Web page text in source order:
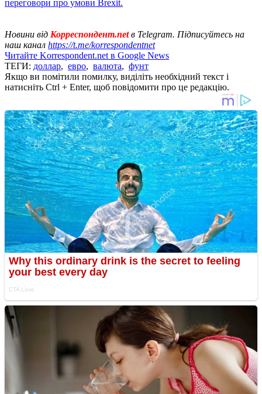
переговори про умови Brexit.
Новини від Корреспондент.netв Telegram. Підписуйтесь на
наш канал https://t.me/korrespondentnet
Читайте Korrespondent.net в Google News
ТЕГИ: доллар, евро, валюта, фунт
Якщо ви помітили помилку, виділіть необхідний текст і
натисніть Ctrl + Enter, щоб повідомити про це редакцію.